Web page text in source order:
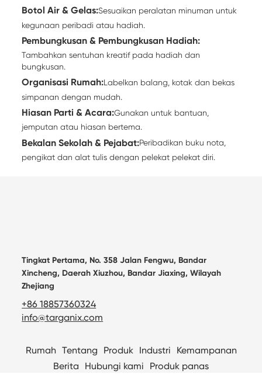
Botol Air & Gelas:Sesuaikan peralatan minuman untuk
kegunaan peribadi atau hadiah.
Pembungkusan & Pembungkusan Hadiah:
Tambahkan sentuhan kreatif pada hadiah dan
bungkusan.
Organisasi Rumah:Labelkan balang, kotak dan bekas
simpanan dengan mudah.
Hiasan Parti & Acara:Gunakan untuk bantuan,
jemputan atau hiasan bertema.
Bekalan Sekolah & Pejabat:Peribadikan buku nota,
pengikat dan alat tulis dengan pelekat pelekat diri.
Tingkat Pertama, No. 358 Jalan Fengwu, Bandar
Xincheng, Daerah Xiuzhou, Bandar Jiaxing, Wilayah
Zhejiang
+86 18857360324
info@targanix.com
Rumah Tentang Produk Industri
Kemampanan
Berita
Hubungi kami Produk panas